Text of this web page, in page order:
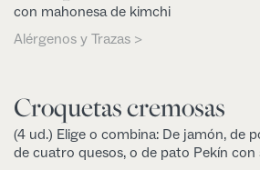
con mahonesa de kimchi
Alérgenos y Trazas >
Croquetas cremosas
(4 ud.) Elige o combina: De jamón, de
de cuatro quesos, o de pato Pekín con